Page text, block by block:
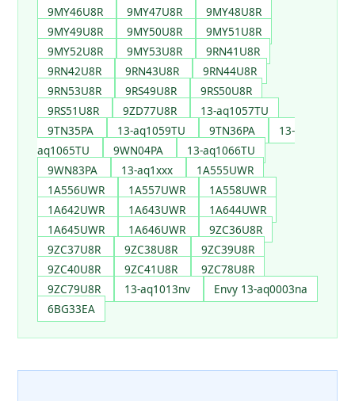
9MY46U8R
9MY47U8R
9MY48U8R
9MY49U8R
9MY50U8R
9MY51U8R
9MY52U8R
9MY53U8R
9RN41U8R
9RN42U8R
9RN43U8R
9RN44U8R
9RN53U8R
9RS49U8R
9RS50U8R
9RS51U8R
9ZD77U8R
13-aq1057TU
9TN35PA
13-aq1059TU 9TN36PA
13-
aq1065TU
9WN04PA
13-aq1066TU
9WN83PA
13-aq1xxx
1A555UWR
1A556UWR
1A557UWR
1A558UWR
1A642UWR
1A643UWR
1A644UWR
1A645UWR
1A646UWR
9ZC36U8R
9ZC37U8R
9ZC38U8R
9ZC39U8R
9ZC40U8R
9ZC41U8R
9ZC78U8R
9ZC79U8R
13-aq1013nv
Envy 13-aq0003na
6BG33EA